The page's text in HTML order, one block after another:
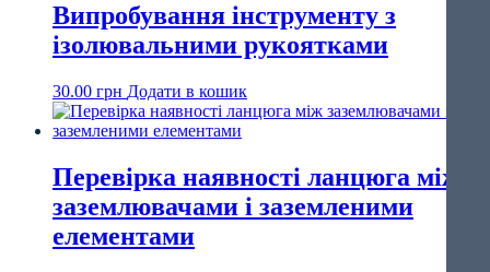
Випробування інструменту з
ізолювальними рукоятками
30.00 грн Додати в кошик
Перевірка наявності ланцюга між
заземлювачами і заземленими
елементами